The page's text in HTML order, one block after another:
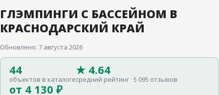
ГЛЭМПИНГИ С БАССЕЙНОМ В
КРАСНОДАРСКИЙ КРАЙ
Обновлено: 7 августа 2026
44
объектов в каталоге
★ 4.64
средний рейтинг · 5 095 отзывов
от 4 130 ₽